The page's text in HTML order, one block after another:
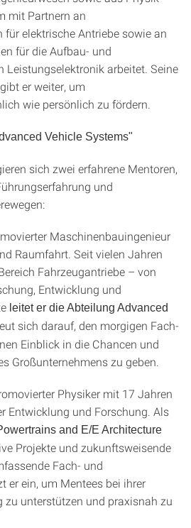
mit Partnern an
elektrische Antriebe sowie an
für die Aufbau- und
Leistungselektronik arbeitet. Seine
er weiter, um
wie persönlich zu fördern.
Vehicle Systems"
sich zwei erfahrene Mentoren,
und
Maschinenbauingenieur
Raumfahrt. Seit vielen Jahren
Fahrzeugantriebe – von
Entwicklung und
leitet er die Abteilung Advanced
sich darauf, den morgigen Fach-
Einblick in die Chancen und
Großunternehmens zu geben.
Physiker mit 17 Jahren
Entwicklung und Forschung. Als
and E/E Architecture
Projekte und zukunftsweisende
Fach- und
er ein, um Mentees bei ihrer
zu unterstützen und praxisnah zu